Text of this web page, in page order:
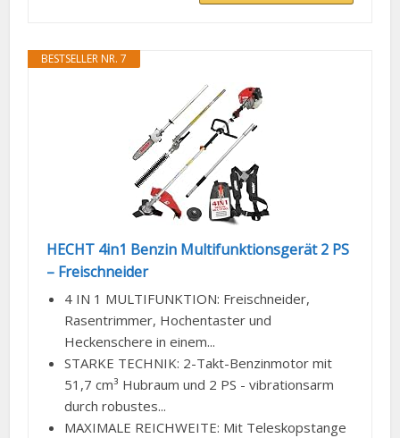
BESTSELLER NR. 7
HECHT 4in1 Benzin Multifunktionsgerät 2 PS
– Freischneider
4 IN 1 MULTIFUNKTION: Freischneider,
Rasentrimmer, Hochentaster und
Heckenschere in einem...
STARKE TECHNIK: 2-Takt-Benzinmotor mit
51,7 cm³ Hubraum und 2 PS - vibrationsarm
durch robustes...
MAXIMALE REICHWEITE: Mit Teleskopstange